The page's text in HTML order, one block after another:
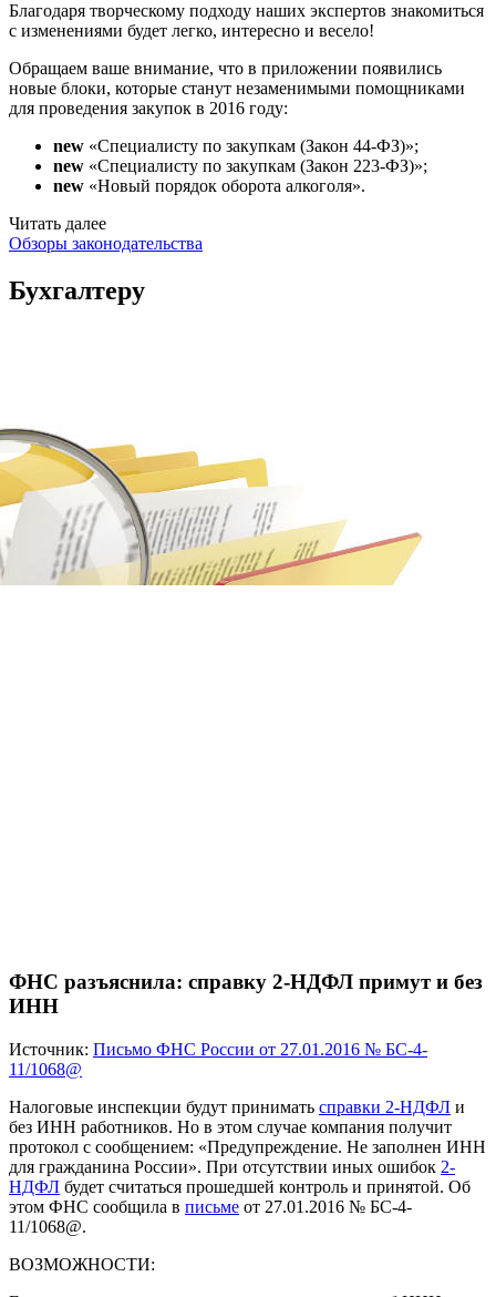
Благодаря творческому подходу наших экспертов знакомиться
с изменениями будет легко, интересно и весело!
Обращаем ваше внимание, что в приложении появились
новые блоки, которые станут незаменимыми помощниками
для проведения закупок в 2016 году:
new «Специалисту по закупкам (Закон 44-ФЗ)»;
new «Специалисту по закупкам (Закон 223-ФЗ)»;
new «Новый порядок оборота алкоголя».
Читать далее
Обзоры законодательства
Бухгалтеру
ФНС разъяснила: справку 2-НДФЛ примут и без
ИНН
Источник: Письмо ФНС России от 27.01.2016 № БС-4-
11/1068@
Налоговые инспекции будут принимать справки 2-НДФЛ и
без ИНН работников. Но в этом случае компания получит
протокол с сообщением: «Предупреждение. Не заполнен ИНН
для гражданина России». При отсутствии иных ошибок 2-
НДФЛ будет считаться прошедшей контроль и принятой. Об
этом ФНС сообщила в письме от 27.01.2016 № БС-4-
11/1068@.
ВОЗМОЖНОСТИ: